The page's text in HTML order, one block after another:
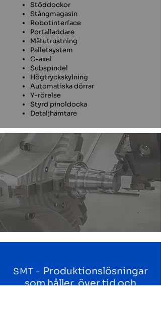
Stöddockor
Stångmagasin
Robotinterface
Portalladdare
Mätutrustning
Palletsystem
C-axel
Subspindel
Högtryckskylning
Automatiska dörrar
Y-rörelse
Styrd pinoldocka
Detaljhämtare
SMT - Produktionslösningar
som håller, över tid och